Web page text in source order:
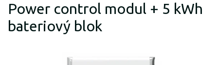
Power control modul + 5 kWh
bateriový blok